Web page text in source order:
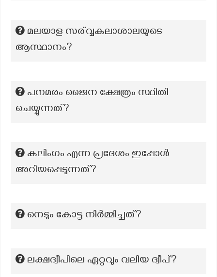
മലയാള സര്വ്വകലാശാലയുടെ
ആസ്ഥാനം?
പനമരം ജൈന ക്ഷേത്രം സ്ഥിതി
ചെയ്യുന്നത്?
കലിംഗം എന്ന പ്രദേശം ഇപ്പോൾ
അറിയപ്പെടുന്നത്?
നെടും കോട്ട നിർമ്മിച്ചത്?
ലക്ഷദ്വീപിലെ ഏറ്റവും വലിയ ദ്വീപ്?